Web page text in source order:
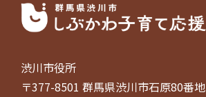
渋川市役所
〒377-8501 群馬県渋川市石原80番地